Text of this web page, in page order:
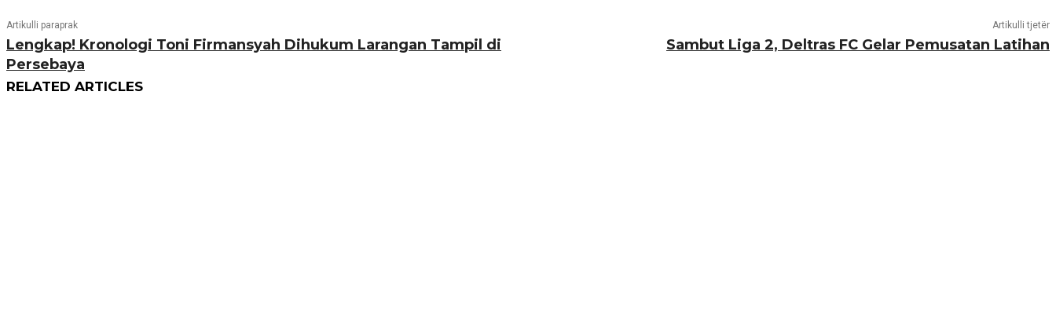
Artikulli paraprak
Lengkap! Kronologi Toni Firmansyah Dihukum Larangan Tampil di
Persebaya
Artikulli tjetër
Sambut Liga 2, Deltras FC Gelar Pemusatan Latihan
RELATED ARTICLES